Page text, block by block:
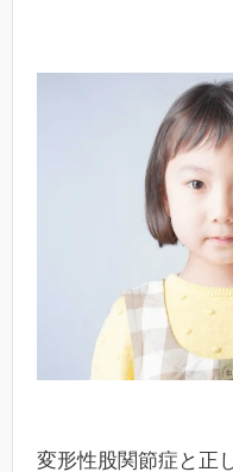
変形性股関節症と正